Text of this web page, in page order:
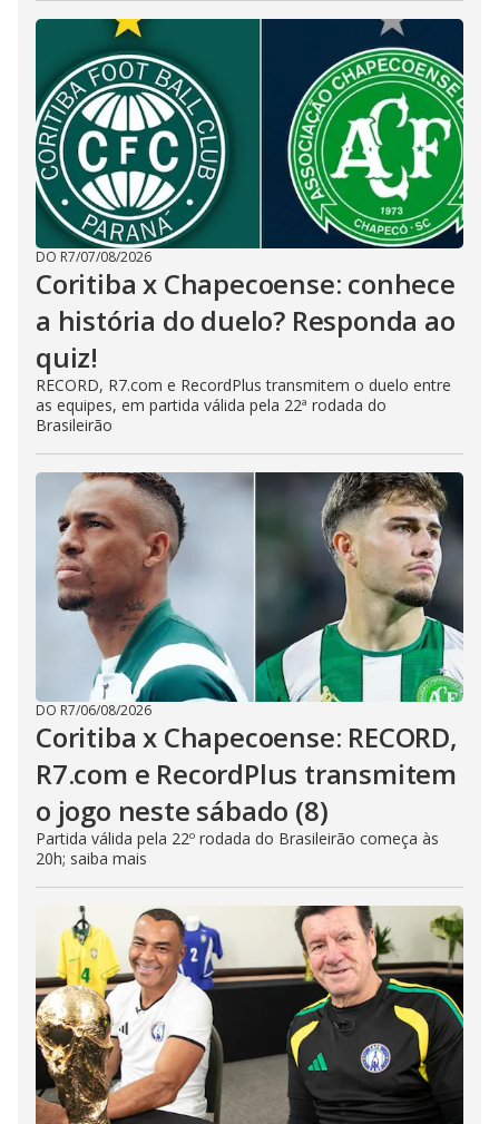
DO R7/07/08/2026
Coritiba x Chapecoense: conhece
a história do duelo? Responda ao
quiz!
RECORD, R7.com e RecordPlus transmitem o duelo entre
as equipes, em partida válida pela 22ª rodada do
Brasileirão
DO R7/06/08/2026
Coritiba x Chapecoense: RECORD,
R7.com e RecordPlus transmitem
o jogo neste sábado (8)
Partida válida pela 22º rodada do Brasileirão começa às
20h; saiba mais